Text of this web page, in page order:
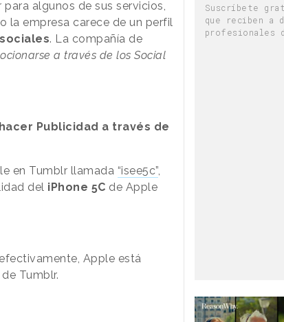
algunos de sus servicios,
la empresa carece de un perfil
. La compañía de
a través de los Social
hacer Publicidad a través de
en Tumblr llamada “isee5c”,
del iPhone 5C de Apple
Apple está
Tumblr.
Suscríbete
que reciben a
profesionales